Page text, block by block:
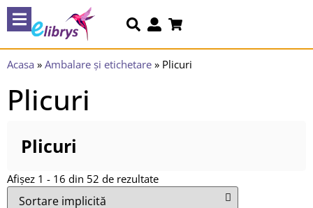
Acasa » Ambalare și etichetare » Plicuri
Plicuri
Plicuri
Afișez 1 - 16 din 52 de rezultate